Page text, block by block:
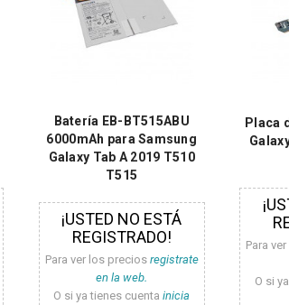
Batería EB-BT515ABU
6000mAh para Samsung
Galaxy Tab A 2019 T510
T515
¡USTED NO ESTÁ
REGISTRADO!
Para ver los precios registrate
en la web.
O si ya tienes cuentainicia
Placa
Para
O si